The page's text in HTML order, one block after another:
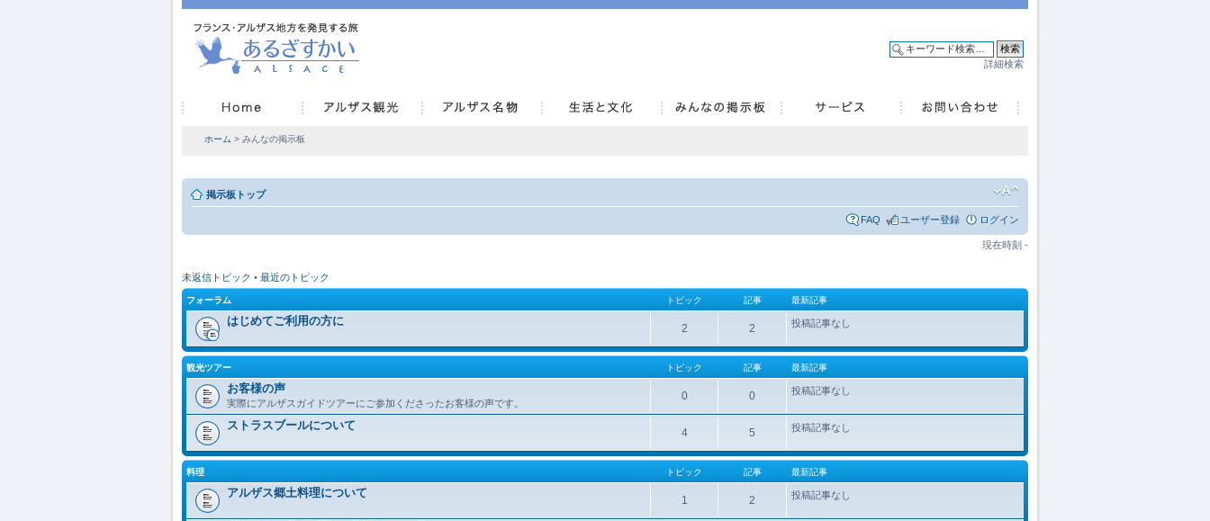
詳細検索
ホーム > みんなの掲示板
掲示板トップ
FAQ ユーザー登録 ログイン
現在時刻 -
未返信トピック • 最近のトピック
フォーラム トピック 記事 最新記事
はじめてご利用の方に
2 2 投稿記事なし
観光ツアー トピック 記事 最新記事
お客様の声
実際にアルザスガイドツアーにご参加くださったお客様の声です。
0 0 投稿記事なし
ストラスブールについて
4 5 投稿記事なし
料理 トピック 記事 最新記事
アルザス郷土料理について
1 2 投稿記事なし